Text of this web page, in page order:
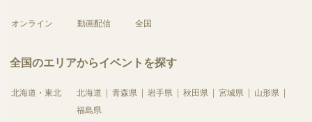
オンライン 動画配信 全国
全国のエリアからイベントを探す
北海道・東北 北海道 青森県 岩手県 秋田県 宮城県
山形県
福島県